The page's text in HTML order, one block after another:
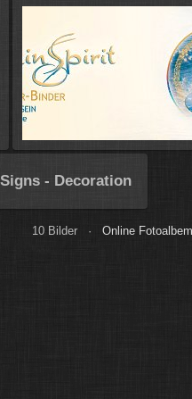
Signs - Decoration
10 Bilder · Online